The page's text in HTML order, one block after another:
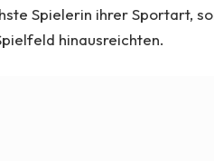
Spielerin ihrer Sportart,
hinausreichten.